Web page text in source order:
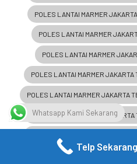
POLES LANTAI MARMER
POLES LANTAI MARMER
POLES LANTAI MARMER
POLES LANTAI MARMER JAKARTA
POLES LANTAI MARMER JAKARTA
POLES LANTAI MARMER
POLES LANTAI MARMER
Whatsapp Kami Sekarang
Telp